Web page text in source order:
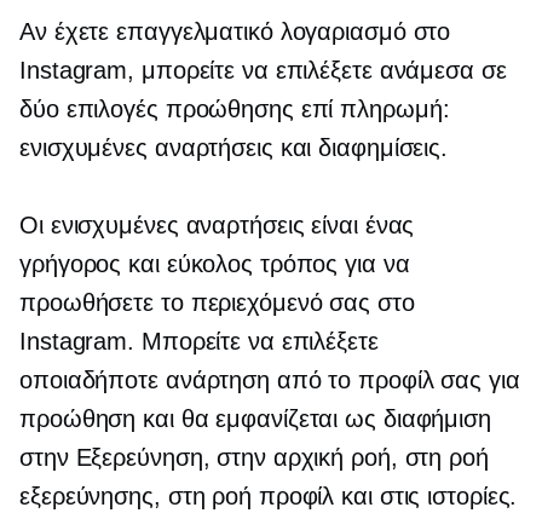
Αν έχετε επαγγελματικό λογαριασμό στο
Instagram, μπορείτε να επιλέξετε ανάμεσα σε
δύο επιλογές προώθησης επί πληρωμή:
ενισχυμένες αναρτήσεις και διαφημίσεις.
Οι ενισχυμένες αναρτήσεις είναι ένας
γρήγορος και εύκολος τρόπος για να
προωθήσετε το περιεχόμενό σας στο
Instagram. Μπορείτε να επιλέξετε
οποιαδήποτε ανάρτηση από το προφίλ σας για
προώθηση και θα εμφανίζεται ως διαφήμιση
στην Εξερεύνηση, στην αρχική ροή, στη ροή
εξερεύνησης, στη ροή προφίλ και στις ιστορίες.